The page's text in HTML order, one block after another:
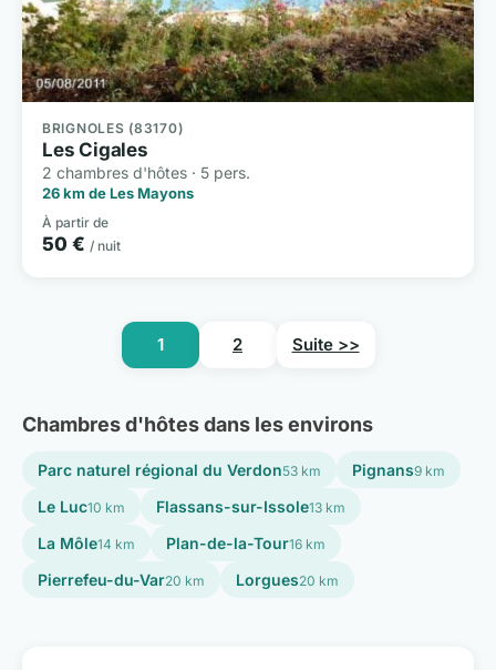
BRIGNOLES (83170)
Les Cigales
2 chambres d'hôtes · 5 pers.
26 km de Les Mayons
À partir de
50 € / nuit
1 2 Suite >>
Chambres d'hôtes dans les environs
Parc naturel régional du Verdon53 km Pignans9 km
Le Luc10 km Flassans-sur-Issole13 km
La Môle14 km Plan-de-la-Tour16 km
Pierrefeu-du-Var20 km Lorgues20 km